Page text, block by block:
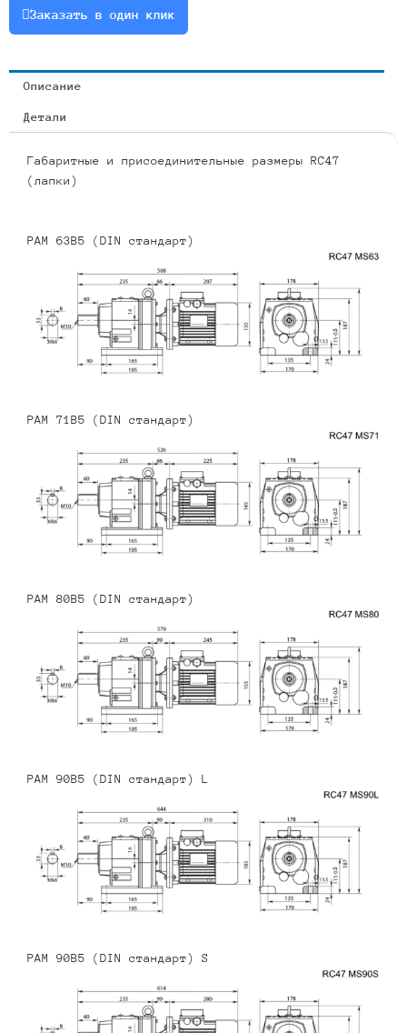
или
RCF47-
175-
1.5
Заказать в один клик
Описание
Детали
Габаритные и присоединительные размеры RC47
(лапки)
PAM 63B5 (DIN стандарт)
PAM 71B5 (DIN стандарт)
PAM 80B5 (DIN стандарт)
PAM 90B5 (DIN стандарт) L
PAM 90B5 (DIN стандарт) S